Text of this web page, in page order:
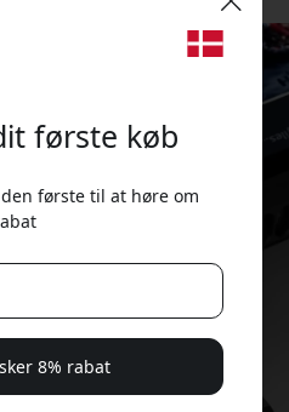
første køb
første til at høre om
8% rabat